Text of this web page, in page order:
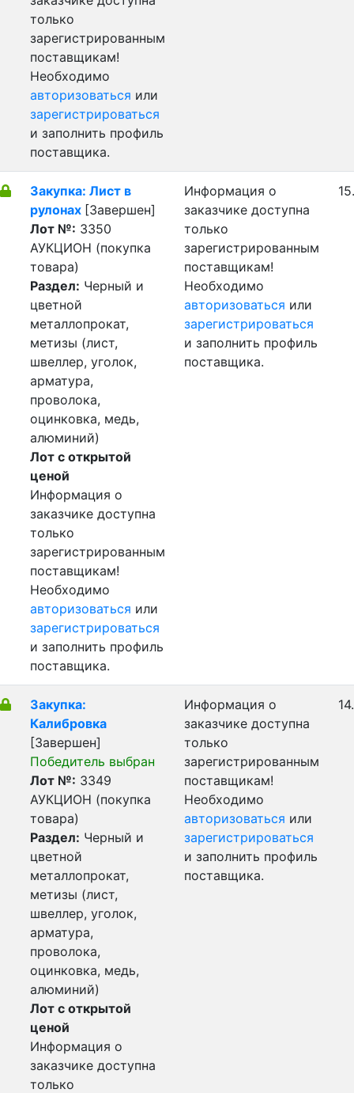
только
зарегистрированным
поставщикам!
Необходимо
авторизоваться или
зарегистрироваться
и заполнить профиль
поставщика.
Закупка: Лист в
рулонах [Завершен]
Лот №: 3350
АУКЦИОН (покупка
товара)
Раздел: Черный и
цветной
металлопрокат,
метизы (лист,
швеллер, уголок,
арматура,
проволока,
оцинковка, медь,
алюминий)
Лот с открытой
ценой
Информация о
заказчике доступна
только
зарегистрированным
поставщикам!
Необходимо
авторизоваться или
зарегистрироваться
и заполнить профиль
поставщика.
Информация о
заказчике доступна
только
зарегистрированным
поставщикам!
Необходимо
авторизоваться или
зарегистрироваться
и заполнить профиль
поставщика.
Закупка:
Калибровка
[Завершен]
Победитель выбран
Лот №: 3349
АУКЦИОН (покупка
товара)
Раздел: Черный и
цветной
металлопрокат,
метизы (лист,
швеллер, уголок,
арматура,
проволока,
оцинковка, медь,
алюминий)
Лот с открытой
ценой
Информация о
заказчике доступна
только
Информация о
заказчике доступна
только
зарегистрированным
поставщикам!
Необходимо
авторизоваться или
зарегистрироваться
и заполнить профиль
поставщика.